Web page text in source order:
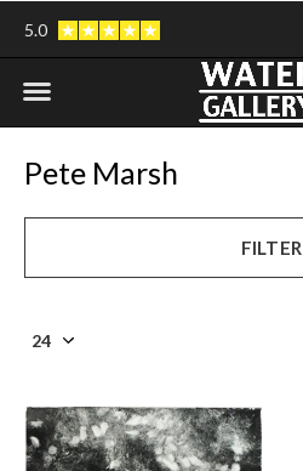
5.0
Pete Marsh
FILTER